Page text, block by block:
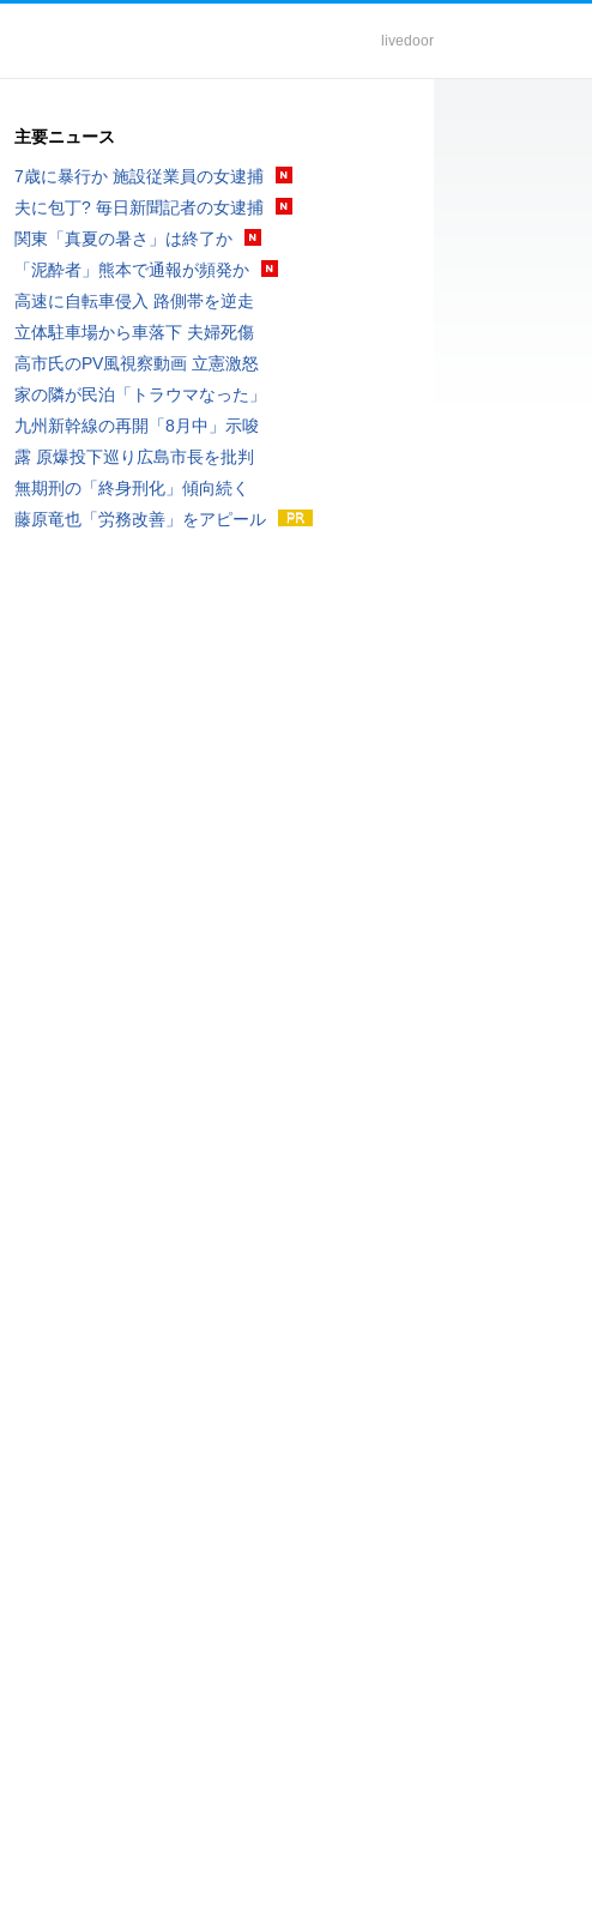
livedoor
主要ニュース
7歳に暴行か 施設従業員の女逮捕
夫に包丁? 毎日新聞記者の女逮捕
関東「真夏の暑さ」は終了か
「泥酔者」熊本で通報が頻発か
高速に自転車侵入 路側帯を逆走
立体駐車場から車落下 夫婦死傷
高市氏のPV風視察動画 立憲激怒
家の隣が民泊「トラウマなった」
九州新幹線の再開「8月中」示唆
露 原爆投下巡り広島市長を批判
無期刑の「終身刑化」傾向続く
藤原竜也「労務改善」をアピール